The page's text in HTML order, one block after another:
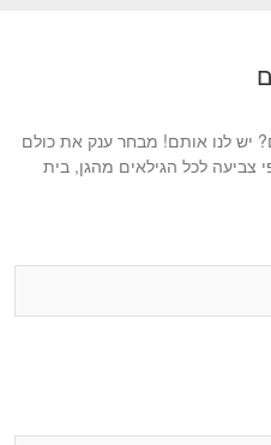
יש לנו אותם! מבחר ענק את כולם
צביעה לכל הגילאים מהגן, בית